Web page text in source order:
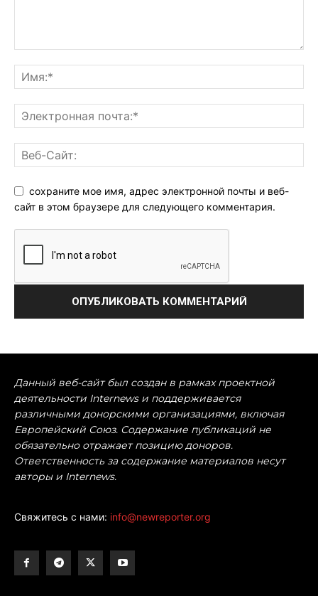
сохраните мое имя, адрес электронной почты и веб-
сайт в этом браузере для следующего комментария.
Данный веб-сайт был создан в рамках проектной
деятельности Internews и поддерживается
различными донорскими организациями, включая
Европейский Союз. Содержание публикаций не
обязательно отражает позицию доноров.
Ответственность за содержание материалов несут
авторы и Internews.
Свяжитесь с нами: info@newreporter.org